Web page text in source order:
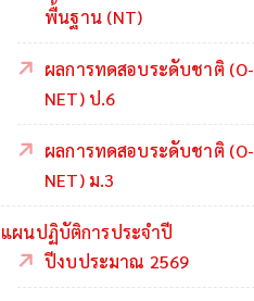
พื้นฐาน (NT)
ผลการทดสอบระดับชาติ (O-
NET) ป.6
ผลการทดสอบระดับชาติ (O-
NET) ม.3
แผนปฏิบัติการประจำปี
ปีงบประมาณ 2569